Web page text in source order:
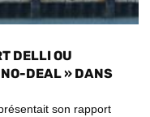
DELLI OU
NO-DEAL » DANS
son rapport